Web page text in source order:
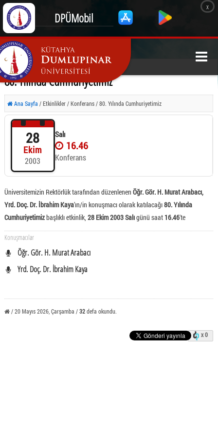
DPÜMobil
x
80. Yılında Cumhuriyetimiz
Ana Sayfa / Etkinlikler / Konferans / 80. Yılında Cumhuriyetimiz
28
Ekim
2003
Salı
16.46
Konferans
Üniversitemizin Rektörlük tarafından düzenlenen Öğr. Gör. H. Murat Arabacı,
Yrd. Doç. Dr. İbrahim Kaya’ın/in konuşmacı olarak katılacağı80. Yılında
Cumhuriyetimizbaşlıklı etkinlik, 28 Ekim 2003 Salıgünü saat 16.46'te
Konuşmacılar
Öğr. Gör. H. Murat Arabacı
Yrd. Doç. Dr. İbrahim Kaya
/ 20 Mayıs 2026, Çarşamba /32defa okundu.
x 0